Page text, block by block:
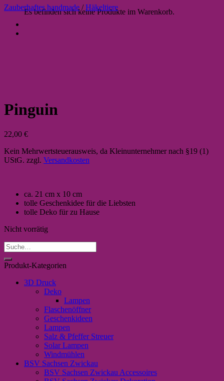
Es befinden sich keine Produkte im Warenkorb.
Zauberhaftes handmade / Häkeltiere
Pinguin
22,00 €
Kein Mehrwertsteuerausweis, da Kleinunternehmer nach §19 (1)
UStG. zzgl. Versandkosten
ca. 21 cm x 10 cm
tolle Geschenkidee für die Liebsten
tolle Deko für zu Hause
Nicht vorrätig
Suche
nach:
Produkt-Kategorien
3D Druck
Deko
Lampen
Flaschenöffner
Geschenkideen
Lampen
Salz & Pfeffer Streuer
Solar Lampen
Windmühlen
BSV Sachsen Zwickau
BSV Sachsen Zwickau Accessoires